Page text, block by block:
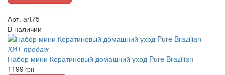
Арт. art75
В наличии
ХИТ продаж
Набор мини Кератиновый домашний уход Pure Brazilian
1199 грн